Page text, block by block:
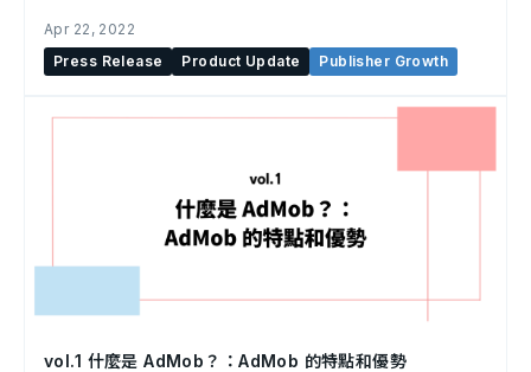
Apr 22, 2022
Press Release
Product Update Publisher Growth
vol.1 什麼是 AdMob？：AdMob 的特點和優勢